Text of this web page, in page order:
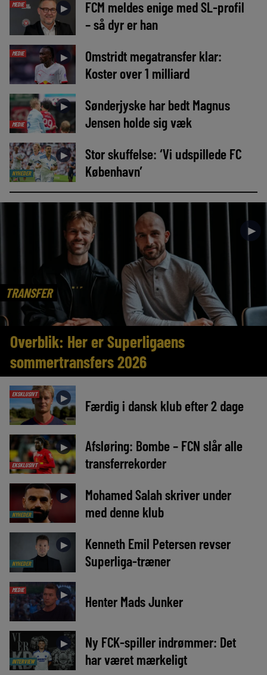
MEDIE ►
FCM meldes enige med SL-profil
– så dyr er han
MEDIE ►
Omstridt megatransfer klar:
Koster over 1 milliard
MEDIE
►
Sønderjyske har bedt Magnus
Jensen holde sig væk
NYHEDER
►
Stor skuffelse: ‘Vi udspillede FC
København’
TRANSFER
►
Overblik: Her er Superligaens
sommertransfers 2026
EKSKLUSIVT ► Færdig i dansk klub efter 2 dage
EKSKLUSIVT
►
Afsløring: Bombe – FCN slår alle
transferrekorder
NYHEDER
►
Mohamed Salah skriver under
med denne klub
NYHEDER
►
Kenneth Emil Petersen revser
Superliga-træner
MEDIE ► Henter Mads Junker
INTERVIEW
►
Ny FCK-spiller indrømmer: Det
har været mærkeligt